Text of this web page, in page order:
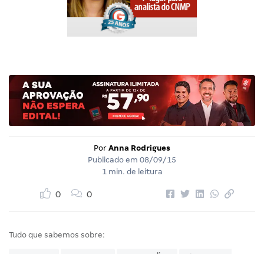
Por Anna Rodrigues
Publicado em 08/09/15
1 min. de leitura
0 0
Tudo que sabemos sobre: